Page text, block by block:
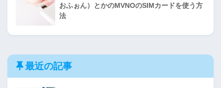
おふぉん）とかのMVNOのSIMカードを使う方
法
最近の記事